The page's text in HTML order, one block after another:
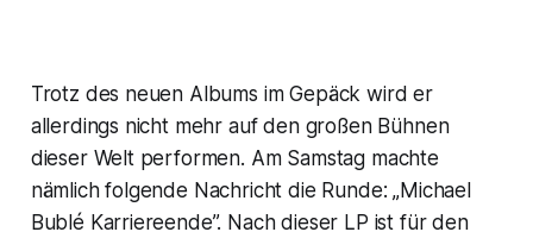
Trotz des neuen Albums im Gepäck wird er
allerdings nicht mehr auf den großen Bühnen
dieser Welt performen. Am Samstag machte
nämlich folgende Nachricht die Runde: „Michael
Bublé Karriereende”. Nach dieser LP ist für den